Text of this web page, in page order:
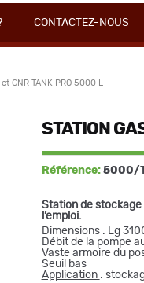
CONTACTEZ-NOUS
GNR TANK PRO 5000 L
STATION
Référence: 5000/
Station de stockage
l’emploi.
Dimensions : Lg
Débit de la pompe
Vaste armoire du
Seuil bas
Application :